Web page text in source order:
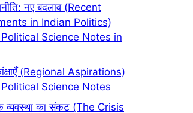
नए बदलाव (Recent
in Indian Politics)
Science Notes in
(Regional Aspirations)
Science Notes
व्यवस्था का संकट (The Crisis